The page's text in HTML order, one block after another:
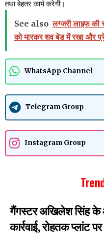
तथा बेहतर कार्य करेगी।
See also लग्जरी लाइफ की
को मारकर शव बेड में रखा और
WhatsApp Channel
Telegram Group
Instagram Group
गैंगस्टर अखिलेश सिंह के
कार्रवाई, रोहतक प्लांट